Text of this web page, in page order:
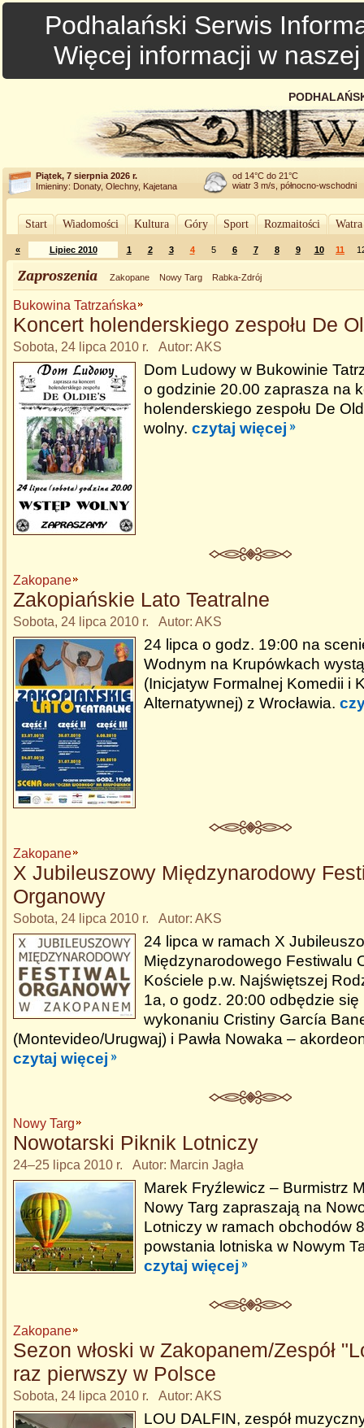
Podhalański Serwis
Więcej informacji w
Piątek, 7 sierpnia 2026 r.
Imieniny: Donaty, Olechny, Kajetana
od 14°C do 21°C
wiatr 3 m/s, północno-wschodni
Start Wiadomości Kultura Góry Sport Rozmaitości
« Lipiec 2010 1 2 3 4 5 6 7 8 9 10 11
Zaproszenia Zakopane Nowy Targ Rabka-Zdrój
Bukowina Tatrzańska
Koncert holenderskiego zespołu De
Sobota, 24 lipca 2010 r. Autor: AKS
Dom Ludowy w Bukowinie
o godzinie 20.00 zaprasza na
holenderskiego zespołu De
wolny. czytaj więcej
Zakopane
Zakopiańskie Lato Teatralne
Sobota, 24 lipca 2010 r. Autor: AKS
24 lipca o godz. 19:00 na
Wodnym na Krupówkach
(Inicjatyw Formalnej Komedii i
Alternatywnej) z Wrocławia.
Zakopane
X Jubileuszowy Międzynarodowy
Organowy
Sobota, 24 lipca 2010 r. Autor: AKS
24 lipca w ramach X
Międzynarodowego Festiwalu
Kościele p.w. Najświętszej
1a, o godz. 20:00 odbędzie się
wykonaniu Cristiny García
(Montevideo/Urugwaj) i Pawła Nowaka –
czytaj więcej
Nowy Targ
Nowotarski Piknik Lotniczy
24–25 lipca 2010 r. Autor: Marcin Jagła
Marek Fryźlewicz – Burmistrz
Nowy Targ zapraszają na
Lotniczy w ramach obchodów
powstania lotniska w Nowym
czytaj więcej
Zakopane
Sezon włoski w Zakopanem/Zespół
raz pierwszy w Polsce
Sobota, 24 lipca 2010 r. Autor: AKS
LOU DALFIN, zespół